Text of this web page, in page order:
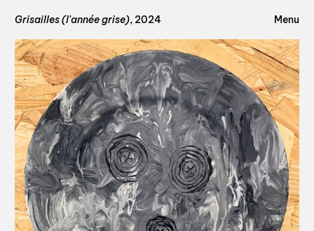
Grisailles (l'année grise), 2024